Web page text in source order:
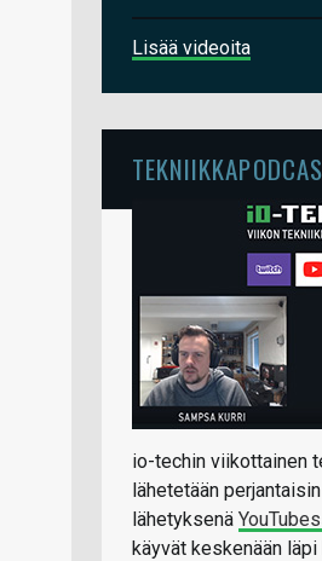
Lisää videoita
io-techin viikottainen
lähetetään
lähetyksenä
käyvät keskenään